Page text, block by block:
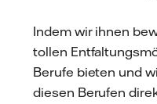
Indem wir ihnen
tollen
Berufe bieten und
diesen Berufen